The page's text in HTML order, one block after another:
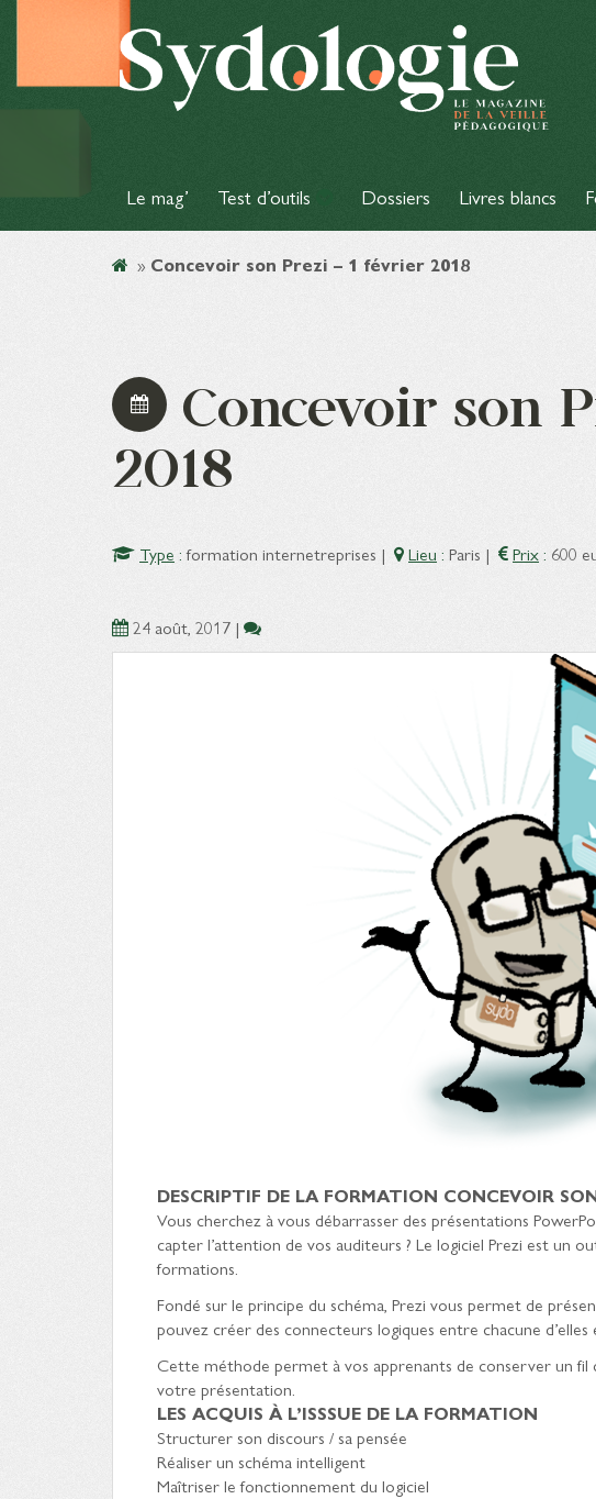
Le mag’ Test d’outils Dossiers Livres blancs
» Concevoir son Prezi – 1 février 2018
Concevoir son
2018
Type :formation internetreprises | Lieu : Paris | Prix: 600
24 août, 2017 |
DESCRIPTIF DE LA FORMATION CONCEVOIR
Vous cherchez à vous débarrasser des présentations
capter l’attention de vos auditeurs ? Le logiciel Prezi est un
formations.
Fondé sur le principe du schéma, Prezi vous permet de
pouvez créer des connecteurs logiques entre chacune
Cette méthode permet à vos apprenants de conserver un
votre présentation.
LES ACQUIS À L’ISSSUE DE LA FORMATION
Structurer son discours / sa pensée
Réaliser un schéma intelligent
Maîtriser le fonctionnement du logiciel